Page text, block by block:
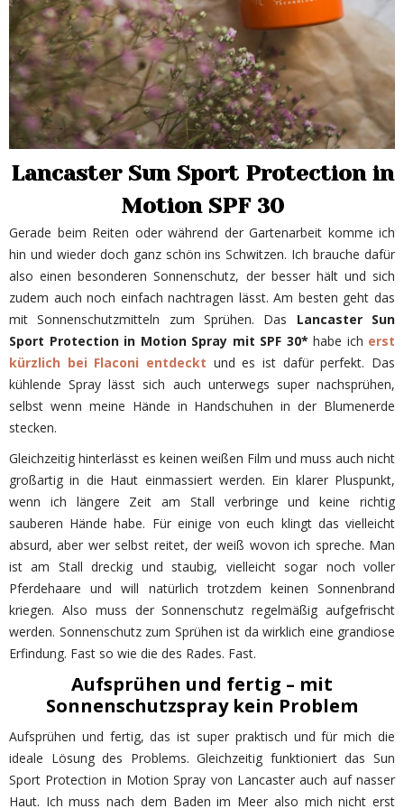
Lancaster Sun Sport Protection in
Motion SPF 30
Gerade beim Reiten oder während der Gartenarbeit komme ich
hin und wieder doch ganz schön ins Schwitzen. Ich brauche dafür
also einen besonderen Sonnenschutz, der besser hält und sich
zudem auch noch einfach nachtragen lässt. Am besten geht das
mit Sonnenschutzmitteln zum Sprühen. Das Lancaster Sun
Sport Protection in Motion Spray mit SPF 30* habe ich erst
kürzlich bei Flaconi entdeckt und es ist dafür perfekt. Das
kühlende Spray lässt sich auch unterwegs super nachsprühen,
selbst wenn meine Hände in Handschuhen in der Blumenerde
stecken.
Gleichzeitig hinterlässt es keinen weißen Film und muss auch nicht
großartig in die Haut einmassiert werden. Ein klarer Pluspunkt,
wenn ich längere Zeit am Stall verbringe und keine richtig
sauberen Hände habe. Für einige von euch klingt das vielleicht
absurd, aber wer selbst reitet, der weiß wovon ich spreche. Man
ist am Stall dreckig und staubig, vielleicht sogar noch voller
Pferdehaare und will natürlich trotzdem keinen Sonnenbrand
kriegen. Also muss der Sonnenschutz regelmäßig aufgefrischt
werden. Sonnenschutz zum Sprühen ist da wirklich eine grandiose
Erfindung. Fast so wie die des Rades. Fast.
Aufsprühen und fertig – mit
Sonnenschutzspray kein Problem
Aufsprühen und fertig, das ist super praktisch und für mich die
ideale Lösung des Problems. Gleichzeitig funktioniert das Sun
Sport Protection in Motion Spray von Lancaster auch auf nasser
Haut. Ich muss nach dem Baden im Meer also mich nicht erst